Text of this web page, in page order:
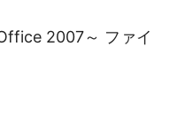
Office 2007～ ファイ